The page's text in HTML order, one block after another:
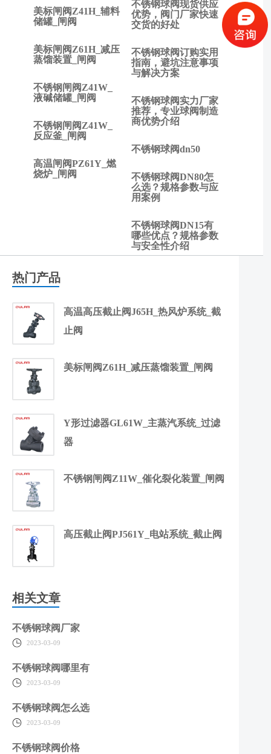
美标闸阀Z41H_辅料
储罐_闸阀
美标闸阀Z61H_减压
蒸馏装置_闸阀
不锈钢闸阀Z41W_
液碱储罐_闸阀
不锈钢闸阀Z41W_
反应釜_闸阀
高温闸阀PZ61Y_燃
烧炉_闸阀
不锈钢球阀现货供应
优势，阀门厂家快速
交货的好处
不锈钢球阀订购实用
指南，避坑注意事项
与解决方案
不锈钢球阀实力厂家
推荐，专业球阀制造
商优势介绍
不锈钢球阀dn50
不锈钢球阀DN80怎
么选？规格参数与应
用案例
不锈钢球阀DN15有
哪些优点？规格参数
与安全性介绍
么
不
同?
下一
么，
之处
在
哪？
热门产品
高温高压截止阀J65H_热风炉系统_截
止阀
美标闸阀Z61H_减压蒸馏装置_闸阀
Y形过滤器GL61W_主蒸汽系统_过滤
器
不锈钢闸阀Z11W_催化裂化装置_闸阀
高压截止阀PJ561Y_电站系统_截止阀
相关文章
不锈钢球阀厂家
2023-03-09
不锈钢球阀哪里有
2023-03-09
不锈钢球阀怎么选
2023-03-09
不锈钢球阀价格